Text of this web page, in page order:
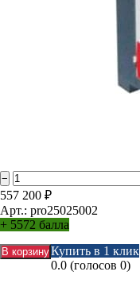
557 200 ₽
Арт.: pro25025002
+ 5572 балла
Купить в 1 клик
0.0 (голосов 0)